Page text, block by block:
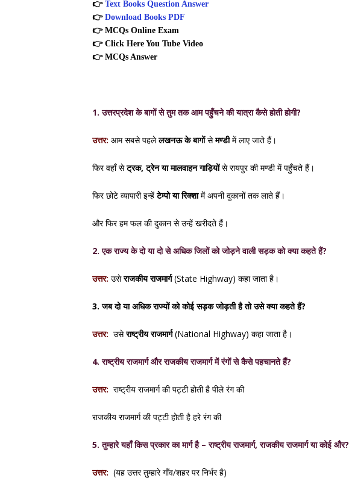
👉 Text Books Question Answer
👉 Download Books PDF
👉MCQs Online Exam
👉Click Here You Tube Video
👉MCQs Answer
1. उत्तरप्रदेश के बागों से तुम तक आम पहुँचने की यात्रा कैसे होती होगी?
उत्तर: आम सबसे पहलेलखनऊ के बागोंसेमण्डीमें लाए जाते हैं।
फिर वहाँ सेट्रक, ट्रेन या मालवाहन गाड़ियोंसे रायपुर की मण्डी में पहुँचते हैं।
फिर छोटे व्यापारी इन्हेंटेम्पो या रिक्शामें अपनी दुकानों तक लाते हैं।
और फिर हम फल की दुकान से उन्हें खरीदते हैं।
2. एक राज्य के दो या दो से अधिक जिलों को जोड़ने वाली सड़क को क्या कहते हैं?
उत्तर: उसेराजकीय राजमार्ग(State Highway) कहा जाता है।
3. जब दो या अधिक राज्यों को कोई सड़क जोड़ती है तो उसे क्या कहते हैं?
उत्तर: उसेराष्ट्रीय राजमार्ग(National Highway) कहा जाता है।
4. राष्ट्रीय राजमार्ग और राजकीय राजमार्ग में रंगों से कैसे पहचानते हैं?
उत्तर: राष्ट्रीय राजमार्गकी पट्टी होती है पीले रंग की
राजकीय राजमार्गकी पट्टी होती है हरे रंग की
5. तुम्हारे यहाँ किस प्रकार का मार्ग है – राष्ट्रीय राजमार्ग, राजकीय राजमार्ग या कोई और?
उत्तर: (यह उत्तर तुम्हारे गाँव/शहर पर निर्भर है)